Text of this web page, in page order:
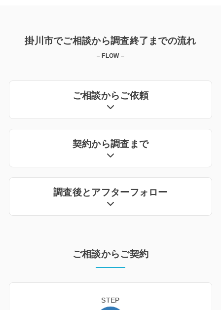
掛川市でご相談から調査終了までの流れ
– FLOW –
ご相談からご依頼
契約から調査まで
調査後とアフターフォロー
ご相談からご契約
STEP